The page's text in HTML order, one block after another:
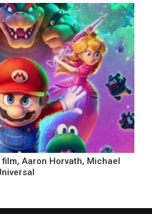
Aaron Horvath, Michael